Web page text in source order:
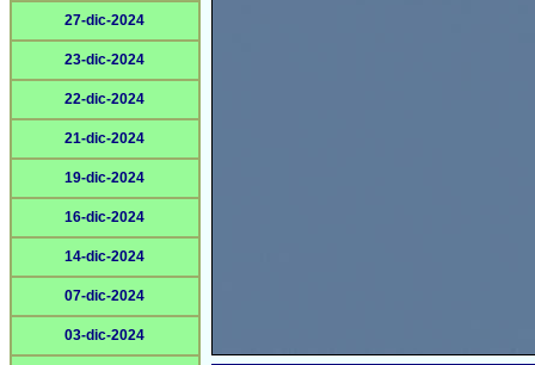
27-dic-2024
23-dic-2024
22-dic-2024
21-dic-2024
19-dic-2024
16-dic-2024
14-dic-2024
07-dic-2024
03-dic-2024